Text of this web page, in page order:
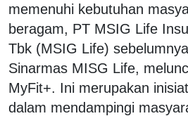
memenuhi kebutuhan
beragam, PT MSIG Life
Tbk (MSIG Life)
Sinarmas MISG Life,
MyFit+. Ini merupakan
dalam mendampingi